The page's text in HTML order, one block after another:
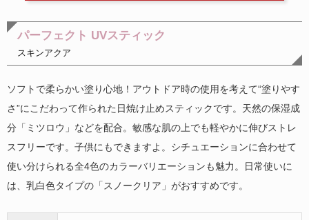
パーフェクト UVスティック
スキンアクア
ソフトで柔らかい塗り心地！アウトドア時の使用を考えて“塗りやす
さ”にこだわって作られた日焼け止めスティックです。天然の保湿成
分「ミツロウ」などを配合。敏感な肌の上でも軽やかに伸びストレ
スフリーです。子供にもできますよ。シチュエーションに合わせて
使い分けられる全4色のカラーバリエーションも魅力。日常使いに
は、乳白色タイプの「スノークリア」がおすすめです。